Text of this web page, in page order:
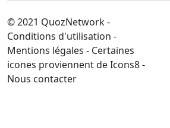
© 2021 QuozNetwork -
Conditions d'utilisation -
Mentions légales - Certaines
icones proviennent de Icons8 -
Nous contacter